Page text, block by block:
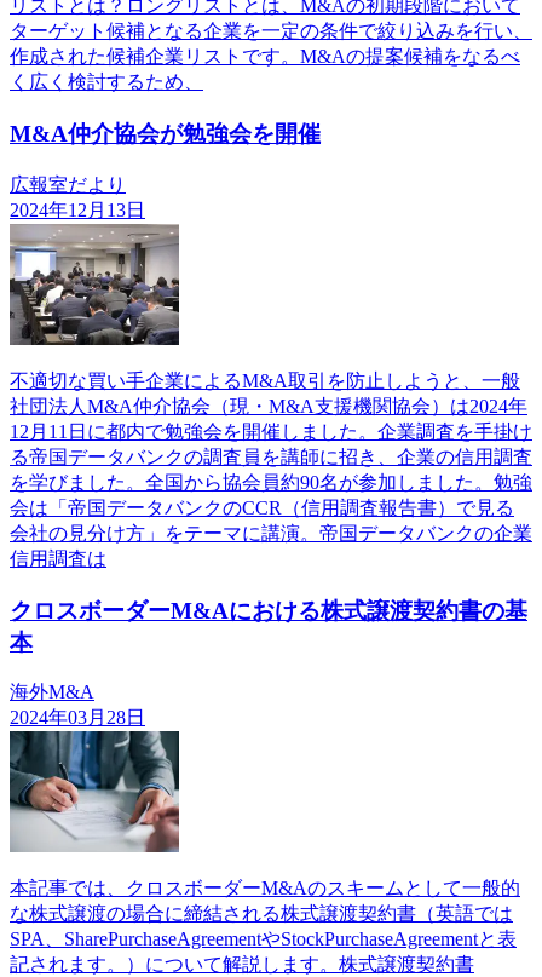
リストとは？ロングリストとは、M&Aの初期段階において
ターゲット候補となる企業を一定の条件で絞り込みを行い、
作成された候補企業リストです。M&Aの提案候補をなるべ
く広く検討するため、
M&A仲介協会が勉強会を開催
広報室だより
2024年12月13日
不適切な買い手企業によるM&A取引を防止しようと、一般
社団法人M&A仲介協会（現・M&A支援機関協会）は2024年
12月11日に都内で勉強会を開催しました。企業調査を手掛け
る帝国データバンクの調査員を講師に招き、企業の信用調査
を学びました。全国から協会員約90名が参加しました。勉強
会は「帝国データバンクのCCR（信用調査報告書）で見る
会社の見分け方」をテーマに講演。帝国データバンクの企業
信用調査は
クロスボーダーM&Aにおける株式譲渡契約書の基
本
海外M&A
2024年03月28日
本記事では、クロスボーダーM&Aのスキームとして一般的
な株式譲渡の場合に締結される株式譲渡契約書（英語では
SPA、SharePurchaseAgreementやStockPurchaseAgreementと表
記されます。）について解説します。株式譲渡契約書